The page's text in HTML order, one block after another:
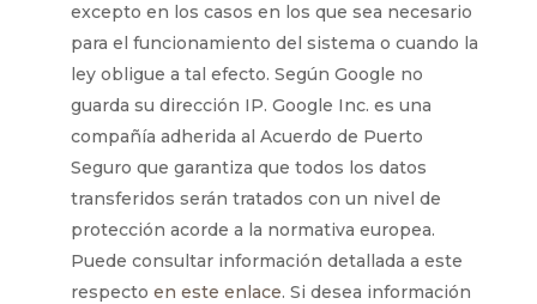
excepto en los casos en los que sea necesario
para el funcionamiento del sistema o cuando la
ley obligue a tal efecto. Según Google no
guarda su dirección IP. Google Inc. es una
compañía adherida al Acuerdo de Puerto
Seguro que garantiza que todos los datos
transferidos serán tratados con un nivel de
protección acorde a la normativa europea.
Puede consultar información detallada a este
respecto en este enlace. Si desea información